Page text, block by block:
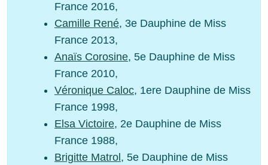
France 2016,
Camille René, 3e Dauphine de Miss
France 2013,
Anaïs Corosine, 5e Dauphine de Miss
France 2010,
Véronique Caloc, 1ere Dauphine de Miss
France 1998,
Elsa Victoire, 2e Dauphine de Miss
France 1988,
Brigitte Matrol , 5e Dauphine de Miss